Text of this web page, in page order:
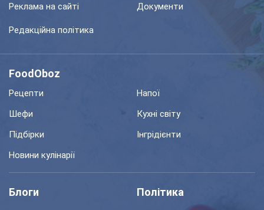
Реклама на сайті Документи
Редакційна політика
FoodOboz
Рецепти
Напої
Шефи
Кухні світу
Підбірки
Інгрідієнти
Новини кулінарії
Блоги Політика